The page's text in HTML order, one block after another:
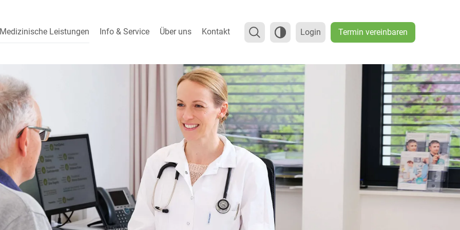
Medizinische Leistungen
BERATUNG & THERAPIE
Ernährungsberatung
Bioelektrische Impedanz-
Analyse
Gefäßmedizin
REHABILITATION
Ambulante kardiologische Reha
Info & Service
Patienteninformation
Gesundheits-Risiko-
Tipps & News
Über uns
Unser Team
Jobs und Bewerbung
Schnellbewerbung
Benefits
Qualitätsmanagement
Partnereinrichtungen
Kontakt
Kontaktformular
Öffnungszeiten
Anfahrt
Login Termin vereinbaren